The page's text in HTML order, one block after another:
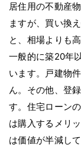
居住用の不動産
ますが、買い換
と、相場よりも
一般的に築20年
います。戸建物
ん。その他、登
す。住宅ローン
は購入するメリ
は価値が半減し